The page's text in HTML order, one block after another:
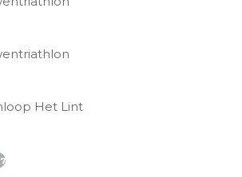
Het Lint